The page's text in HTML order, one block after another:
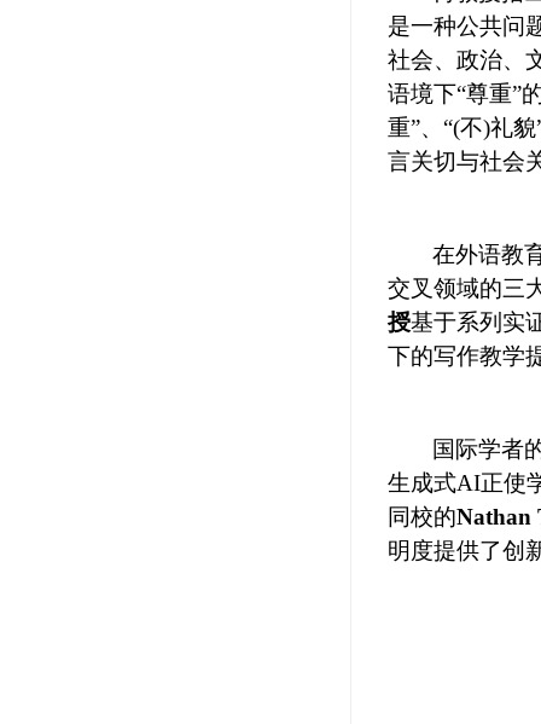
是一种公共问
社会、政治、
语境下“尊重”
重”、“(不)礼
言关切与社会
在外语教
交叉领域的三
授基于系列实
下的写作教学
国际学者
生成式AI正使
同校的Nathan
明度提供了创